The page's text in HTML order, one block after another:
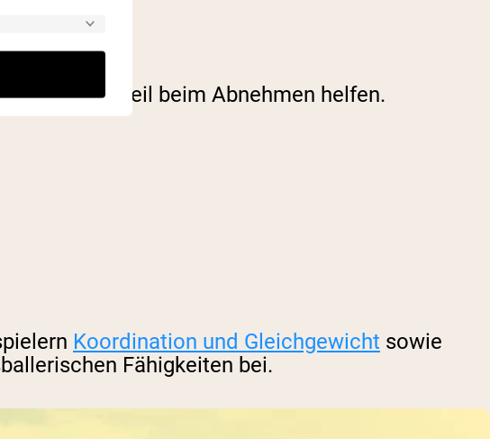
das Springseil beim Abnehmen helfen.
Koordination und Gleichgewicht sowie
Fähigkeiten bei.